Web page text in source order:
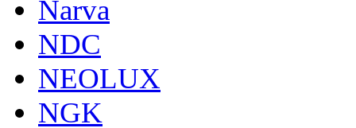
Narva
NDC
NEOLUX
NGK